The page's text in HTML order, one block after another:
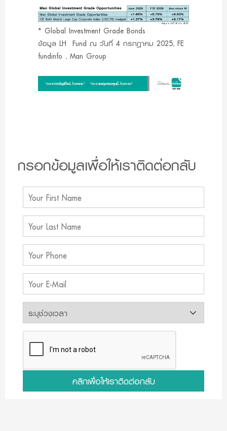
* Global Investment Grade Bonds
ข้อมูล LH Fund ณ วันที่ 4 กรกฎาคม 2025, FE
fundinfo , Man Group
กรอกข้อมูลเพื่อให้เราติดต่อกลับ
คลิกเพื่อให้เราติดต่อกลับ